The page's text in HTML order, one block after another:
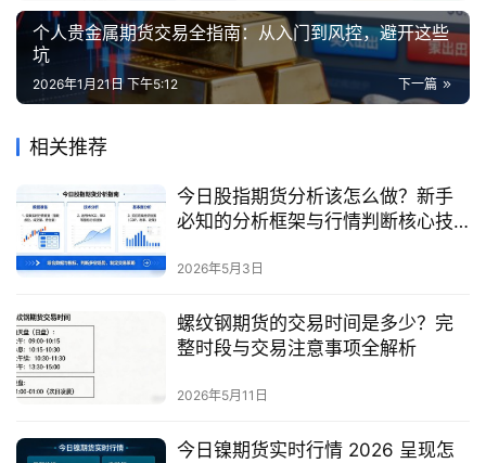
个人贵金属期货交易全指南：从入门到风控，避开这些
坑
下一篇
2026年1月21日 下午5:12
相关推荐
今日股指期货分析该怎么做？新手
必知的分析框架与行情判断核心技
2026年5月3日
螺纹钢期货的交易时间是多少？完
整时段与交易注意事项全解析
2026年5月11日
今日镍期货实时行情 2026 呈现怎